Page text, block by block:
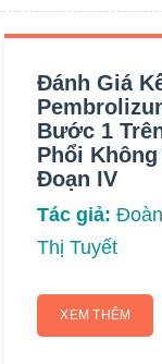
Đánh Giá
Bước 1
Phổi
Đoạn IV
Tác giả: Đoàn
Thị Tuyết
XEM THÊM